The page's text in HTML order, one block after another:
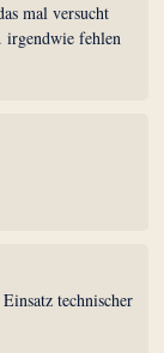
mal versucht
fehlen
technischer